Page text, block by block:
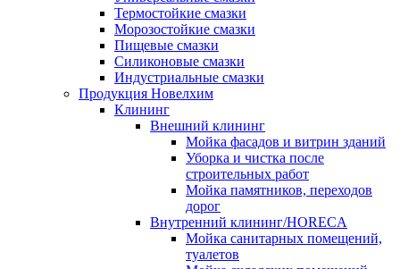
Термостойкие смазки
Морозостойкие смазки
Пищевые смазки
Силиконовые смазки
Индустриальные смазки
Продукция Новелхим
Клининг
Внешний клининг
Мойка фасадов и витрин зданий
Уборка и чистка после
строительных работ
Мойка памятников, переходов
дорог
Внутренний клининг/HORECA
Мойка санитарных помещений,
туалетов